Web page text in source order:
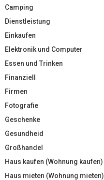
Camping
Dienstleistung
Einkaufen
Elektronik und Computer
Essen und Trinken
Finanziell
Firmen
Fotografie
Geschenke
Gesundheid
Großhandel
Haus kaufen (Wohnung kaufen)
Haus mieten (Wohnung mieten)